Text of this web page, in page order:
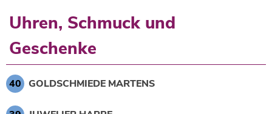
Uhren, Schmuck und
Geschenke
40 GOLDSCHMIEDE MARTENS